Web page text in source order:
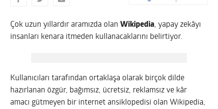
Çok uzun yıllardır aramızda olanWikipedia, yapay zekâyı
insanları kenara itmeden kullanacaklarını belirtiyor.
Kullanıcıları tarafından ortaklaşa olarak birçok dilde
hazırlanan özgür, bağımsız, ücretsiz, reklamsız ve kâr
amacı gütmeyen bir internet ansiklopedisi olan Wikipedia,